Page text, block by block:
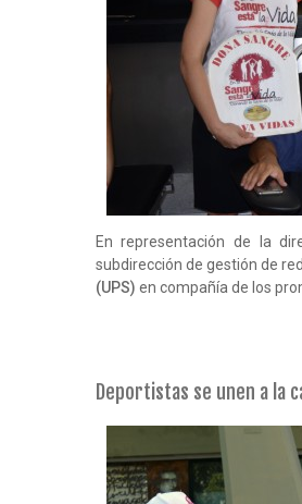
En representación de la
subdirección de gestión de
(UPS) en compañía de los
Deportistas se unen a la